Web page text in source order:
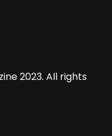
2023. All rights